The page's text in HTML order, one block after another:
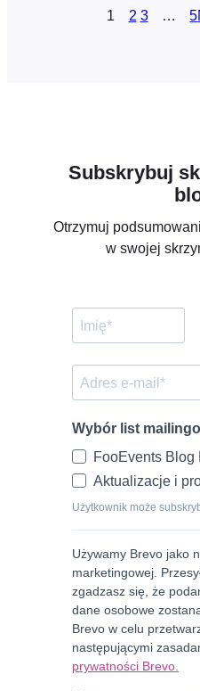
called the FooEvents
has been a massive
1 2 3 … 5
Subskrybuj
Otrzymuj
w swojej
Wybór list
FooEvents Blog
Aktualizacje i
Użytkownik może
Używamy Brevo jako
marketingowej.
zgadzasz się, że
dane osobowe
Brevo w celu
następującymi
prywatności Brevo.